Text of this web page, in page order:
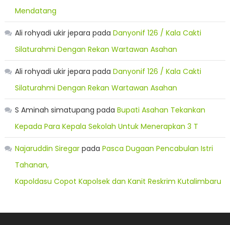
Mendatang
Ali rohyadi ukir jepara pada Danyonif 126 / Kala Cakti
Silaturahmi Dengan Rekan Wartawan Asahan
Ali rohyadi ukir jepara pada Danyonif 126 / Kala Cakti
Silaturahmi Dengan Rekan Wartawan Asahan
S Aminah simatupang pada Bupati Asahan Tekankan
Kepada Para Kepala Sekolah Untuk Menerapkan 3 T
Najaruddin Siregarpada Pasca Dugaan Pencabulan Istri
Tahanan,
Kapoldasu Copot Kapolsek dan Kanit Reskrim Kutalimbaru